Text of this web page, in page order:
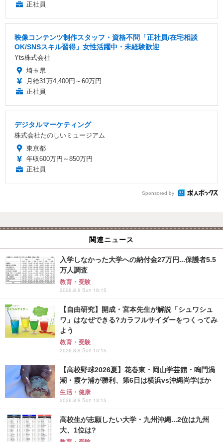
正社員
映像コンテンツ制作スタッフ・資格不問「正社員/在宅相談
OK/SNSスキル習得」女性活躍中・未経験歓迎
Yts株式会社
埼玉県
月給31万4,400円～60万円
正社員
デジタルマーケティング
株式会社たのしいミュージアム
東京都
年収600万円～850万円
正社員
Sponsored by
関連ニュース
入学しなかった大学への納付金27万円...保護者5.5
万人調査
教育・受験
2026.8.9 Sun 16:15
【自由研究】開成・宮本先生が解説「シュワシュ
ワ」はなぜできる?カラフルサイダーをつくってみ
よう
教育・受験
2026.8.9 Sun 15:15
【高校野球2026夏】花巻東・岡山学芸館・鳴門渦
潮・霞ケ浦が勝利、第6日は横浜vs沖縄尚学ほか
生活・健康
2026.8.9 Sun 13:15
高校生が志願したい大学・九州沖縄...2位は九州
大、1位は?